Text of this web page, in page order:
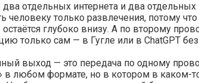
два отдельных интернета и два отдельных
только развлечения, потому что
глубоко внизу. А по второму
только сам — в Гугле или в ChatGPT
выход — это передача по одному
в любом формате, но в котором в каком-